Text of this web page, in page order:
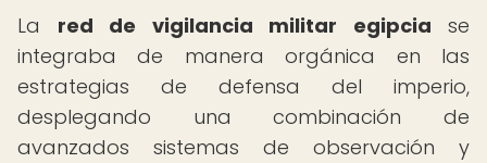
La red de vigilancia militar egipcia se
integraba de manera orgánica en las
estrategias de defensa del imperio,
desplegando una combinación de
avanzados sistemas de observación y